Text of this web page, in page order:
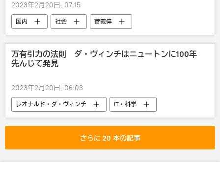
2023年2月20日, 07:15
国内 社会
菅義偉
新型コロナウイルス
万有引力の法則 ダ・ヴィンチはニュートンに100年
先んじて発見
2023年2月20日, 06:03
レオナルド・ダ・ヴィンチ
IT・科学
研究
さらに 20 本の記事